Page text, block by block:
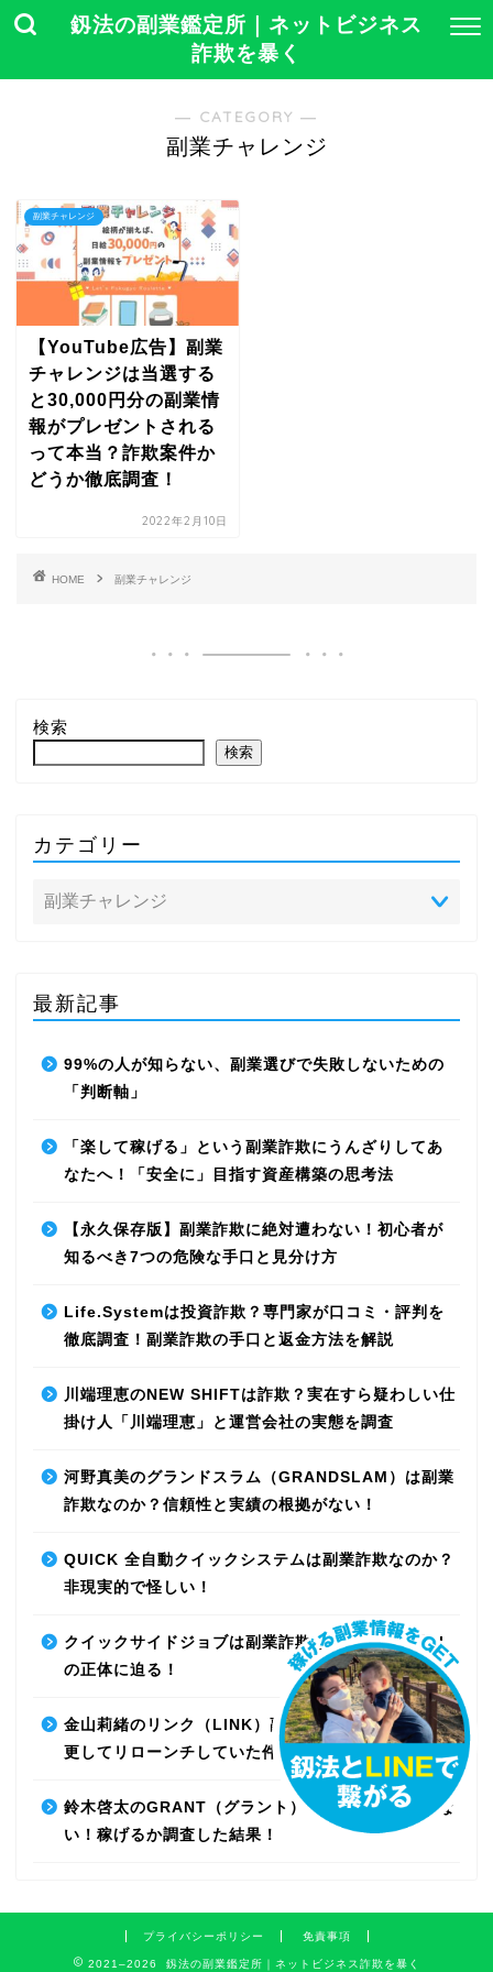
釼法の副業鑑定所｜ネットビジネス
詐欺を暴く
― CATEGORY ―
副業チャレンジ
副業チャレンジ
【YouTube広告】副業
チャレンジは当選する
と30,000円分の副業情
報がプレゼントされる
って本当？詐欺案件か
どうか徹底調査！
2022年2月10日
HOME 副業チャレンジ
検索
検索
カテゴリー
最新記事
99%の人が知らない、副業選びで失敗しないための
「判断軸」
「楽して稼げる」という副業詐欺にうんざりしてあ
なたへ！「安全に」目指す資産構築の思考法
【永久保存版】副業詐欺に絶対遭わない！初心者が
知るべき7つの危険な手口と見分け方
Life.Systemは投資詐欺？専門家が口コミ・評判を
徹底調査！副業詐欺の手口と返金方法を解説
川端理恵のNEW SHIFTは詐欺？実在すら疑わしい仕
掛け人「川端理恵」と運営会社の実態を調査
河野真美のグランドスラム（GRANDSLAM）は副業
詐欺なのか？信頼性と実績の根拠がない！
QUICK 全自動クイックシステムは副業詐欺なのか？
非現実的で怪しい！
クイックサイドジョブは副業詐欺なのか？最先端AI
の正体に迫る！
金山莉緒のリンク（LINK）副業詐欺！運営会社を変
更してリローンチしていた件！【再編集】
鈴木啓太のGRANT（グラント）は副業詐欺で稼げな
い！稼げるか調査した結果！
プライバシーポリシー 免責事項
2021–2026 釼法の副業鑑定所｜ネットビジネス詐欺を暴く